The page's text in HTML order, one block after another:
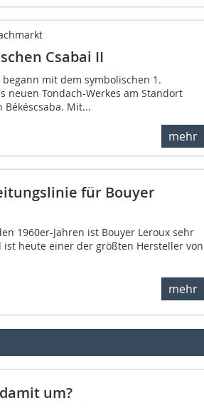
Csabai II
mit dem symbolischen 1.
neuen Tondach-Werkes am Standort
Békéscsaba. Mit...
mehr
für Bouyer
1960er-Jahren ist Bouyer Leroux sehr
ist heute einer der größten Hersteller von
mehr
um?